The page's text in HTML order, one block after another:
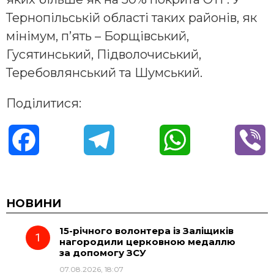
Тернопільській області таких районів, як
мінімум, п’ять – Борщівський,
Гусятинський, Підволочиський,
Теребовлянський та Шумський.
Поділитися:
c
e e
g
t
НОВИНИ
15-річного волонтера із Заліщиків
нагородили церковною медаллю
за допомогу ЗСУ
07.08.2026, 18:07